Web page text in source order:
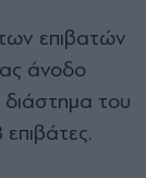
επιβατών
άνοδο
του